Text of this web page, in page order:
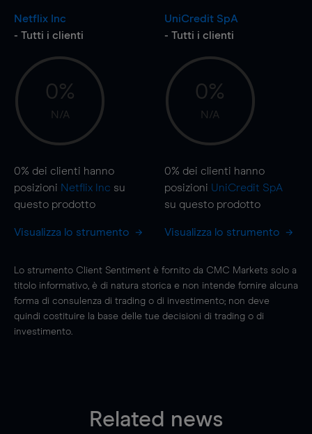
Netflix Inc
- Tutti i clienti
0%
N/A
0% dei clienti hanno
posizioni Netflix Inc su
questo prodotto
Visualizza lo strumento
UniCredit SpA
- Tutti i clienti
0%
N/A
0% dei clienti hanno
posizioni UniCredit SpA
su questo prodotto
Visualizza lo strumento
Lo strumento Client Sentiment è fornito da CMC Markets solo a
titolo informativo, è di natura storica e non intende fornire alcuna
forma di consulenza di trading o di investimento; non deve
quindi costituire la base delle tue decisioni di trading o di
investimento.
Related news